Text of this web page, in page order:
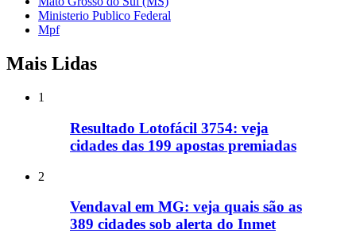
Ministerio Publico Federal
Mpf
Mais Lidas
1
Resultado Lotofácil 3754: veja
cidades das 199 apostas premiadas
2
Vendaval em MG: veja quais são as
389 cidades sob alerta do Inmet